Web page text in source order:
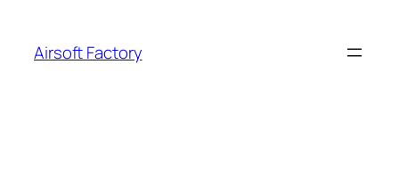
contenu
Airsoft Factory